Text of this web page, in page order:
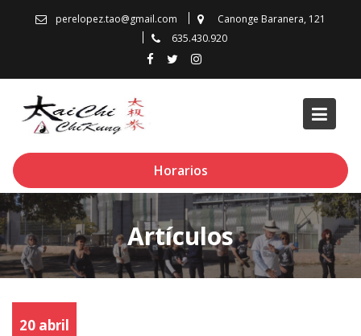
perelopez.tao@gmail.com
Canonge Baranera, 121
635.430.920
Horarios
Artículos
20 abril